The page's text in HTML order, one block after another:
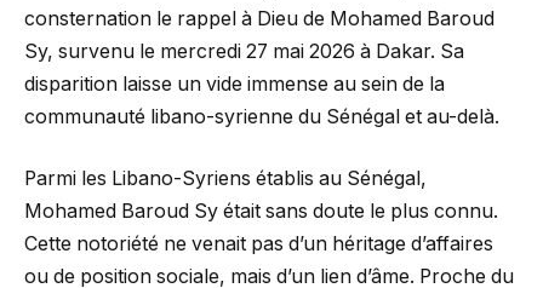
consternation le rappel à Dieu de Mohamed Baroud
Sy, survenu le mercredi 27 mai 2026 à Dakar. Sa
disparition laisse un vide immense au sein de la
communauté libano-syrienne du Sénégal et au-delà.
Parmi les Libano-Syriens établis au Sénégal,
Mohamed Baroud Sy était sans doute le plus connu.
Cette notoriété ne venait pas d’un héritage d’affaires
ou de position sociale, mais d’un lien d’âme. Proche du